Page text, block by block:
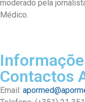
moderado pela
Médico.
Contactos
Email: